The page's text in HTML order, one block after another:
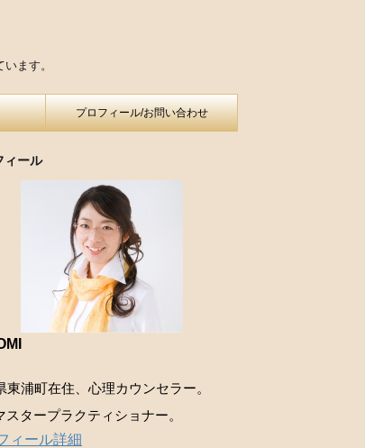
ます。
プロフィール/お問い合わせ
ィール
東浦町在住、心理カウンセラー。
スタープラクティショナー。
ィール詳細